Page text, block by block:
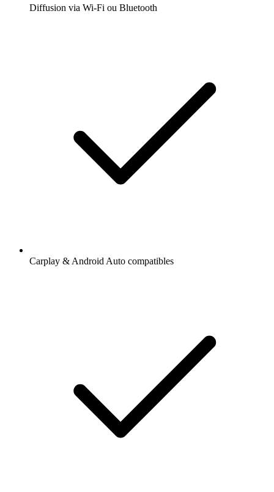
Diffusion via Wi-Fi ou Bluetooth
Carplay & Android Auto compatibles